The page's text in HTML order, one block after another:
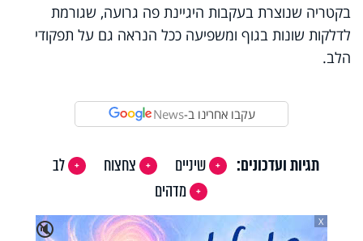
בקטריה שנוצרת בעקבות היגיינת פה גרועה, שגורמת
לדלקות שונות בגוף ומשפיעה ככל הנראה גם על תפקודי
הלב.
עקבו אחרינו ב-News
תגיות ועדכונים: שיניים צחצוח
לב
מדהים
🔇
X